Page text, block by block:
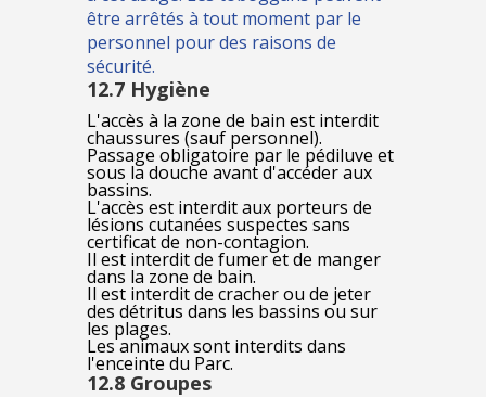
être arrêtés à tout moment par le
personnel pour des raisons de
sécurité.
12.7 Hygiène
L'accès à la zone de bain est interdit
chaussures (sauf personnel).
Passage obligatoire par le pédiluve et
sous la douche avant d'accéder aux
bassins.
L'accès est interdit aux porteurs de
lésions cutanées suspectes sans
certificat de non-contagion.
Il est interdit de fumer et de manger
dans la zone de bain.
Il est interdit de cracher ou de jeter
des détritus dans les bassins ou sur
les plages.
Les animaux sont interdits dans
l'enceinte du Parc.
12.8 Groupes